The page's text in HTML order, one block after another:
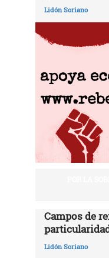
Lidón Soriano
Campos de
Lidón Soriano